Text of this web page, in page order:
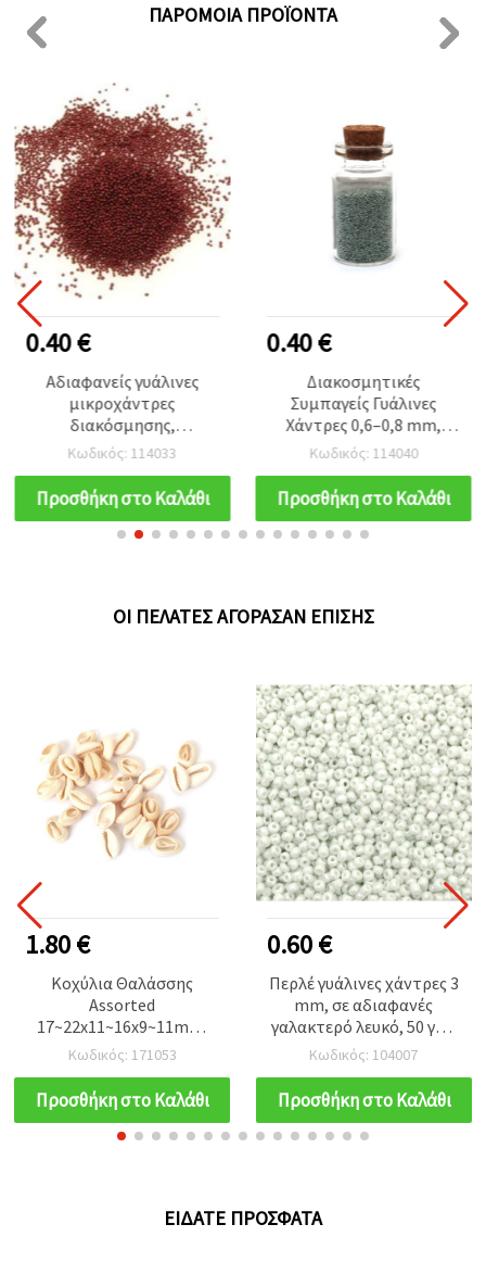
ΠΑΡΌΜΟΙΑ ΠΡΟΪΌΝΤΑ
0.40 €
Αδιαφανείς γυάλινες
μικροχάντρες
διακόσμησης,
μονόχρωμες, για
χειροτεχνίες, 0,6–0,8 mm,
10 g
Κωδικός: 114033
Προσθήκη στο Καλάθι
0.40 €
Διακοσμητικές
Συμπαγείς Γυάλινες
Χάντρες 0,6–0,8 mm,
Πράσινο-Γκρι, 10 γρ.
Κωδικός: 114040
Προσθήκη στο Καλάθι
ΟΙ ΠΕΛΆΤΕΣ ΑΓΌΡΑΣΑΝ ΕΠΊΣΗΣ
1.80 €
Κοχύλια Θαλάσσης
Assorted
17~22x11~16x9~11mm,
Τρύπα 1mm, 50g για
Χειροτεχνίες &
Κοσμήματα DIY EM ART
Κωδικός: 171053
Προσθήκη στο Καλάθι
0.60 €
Περλέ γυάλινες χάντρες 3
mm, σε αδιαφανές
γαλακτερό λευκό, 50 γρ –
ιδανικές για κοσμήματα
και διακοσμητικές
κατασκευές
Κωδικός: 104007
Προσθήκη στο Καλάθι
ΕΊΔΑΤΕ ΠΡΌΣΦΑΤΑ